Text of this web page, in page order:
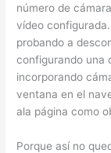
número de
vídeo
probando a
configurando una
incorporando
ventana en el
ala página como
Porque así no